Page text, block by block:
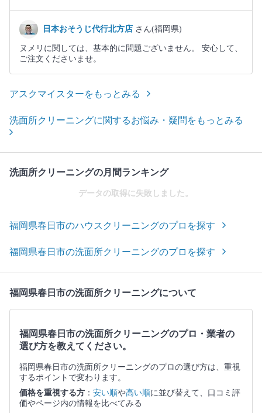
日本おそうじ代行北方店 さん(福岡県)
ヌメリに関しては、基本的に問題ございません。 安心して、
ご注文くださいませ。
アスクマイスターをもっとみる
洗面所クリーニングに関するお悩み・疑問をもっとみる
洗面所クリーニングの月間ランキング
データの取得に失敗しました。
福岡県春日市のハウスクリーニングのプロを探す
福岡県春日市の洗面所クリーニングのプロを探す
福岡県春日市の洗面所クリーニングについて
福岡県春日市の洗面所クリーニングのプロ・業者の
選び方を教えてください。
福岡県春日市の洗面所クリーニングのプロの選び方は、重視
するポイントで変わります。
価格を重視する方 ： 安い順や高い順に並び替えて、口コミ評
価やページ内の情報を比べてみる